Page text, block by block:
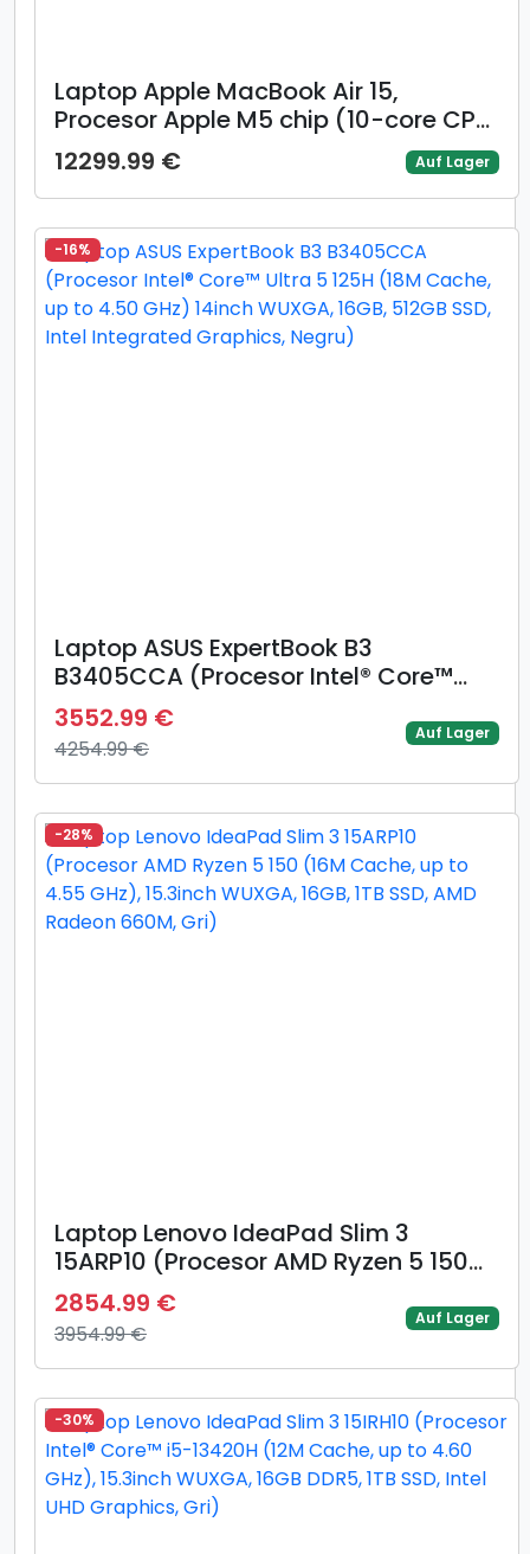
Laptop Apple MacBook Air 15,
Procesor Apple M5 chip (10-core CPU,
10-core GPU), 15.3inch Liquid Retina,
32GB, 1TB, layout INT, Mac OS
(Albastru deschis)
12299.99 € Auf Lager
-16%
Laptop ASUS ExpertBook B3
B3405CCA (Procesor Intel® Core™
Ultra 5 125H (18M Cache, up to 4.50
GHz) 14inch WUXGA, 16GB, 512GB SSD,
Intel Integrated Graphics, Negru)
3552.99 €
4254.99 €
Auf Lager
-28%
Laptop Lenovo IdeaPad Slim 3
15ARP10 (Procesor AMD Ryzen 5 150
(16M Cache, up to 4.55 GHz), 15.3inch
WUXGA, 16GB, 1TB SSD, AMD Radeon
660M, Gri)
2854.99 €
3954.99 €
Auf Lager
-30%